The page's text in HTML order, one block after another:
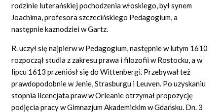
DYSKUSJA
Mapa
rodzinie luterańskiej pochodzenia włoskiego, był synem
Joachima, profesora szczecińskiego Pedagogium, a
następnie kaznodziei w Gartz.
R. uczył się najpierw w Pedagogium, następnie w lutym 1610
rozpoczął studia z zakresu prawa i filozofii w Rostocku, a w
lipcu 1613 przeniósł się do Wittenbergi. Przebywał też
prawdopodobnie w Jenie, Strasburgu i Leuven. Po uzyskaniu
stopnia licencjata praw w Orleanie otrzymał propozycję
podjęcia pracy w Gimnazjum Akademickim w Gdańsku. Dn. 3